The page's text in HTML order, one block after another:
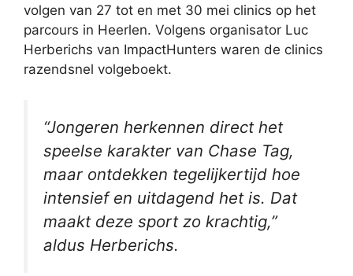
volgen van 27 tot en met 30 mei clinics op het
parcours in Heerlen. Volgens organisator Luc
Herberichs van ImpactHunters waren de clinics
razendsnel volgeboekt.
“Jongeren herkennen direct het
speelse karakter van Chase Tag,
maar ontdekken tegelijkertijd hoe
intensief en uitdagend het is. Dat
maakt deze sport zo krachtig,”
aldus Herberichs.